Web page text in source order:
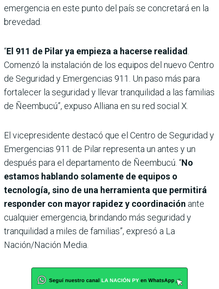
emergencia en este punto del país se concretará en la
brevedad.
“El 911 de Pilar ya empieza a hacerse realidad
Comenzó la instalación de los equipos del nuevo Centro
de Seguridad y Emergencias 911. Un paso más para
fortalecer la seguridad y llevar tranquilidad a las familias
de Ñeembucú”, expuso Alliana en su red social X.
El vicepresidente destacó que el Centro de Seguridad y
Emergencias 911 de Pilar representa un antes y un
después para el departamento de Ñeembucú. “No
estamos hablando solamente de equipos o
tecnología, sino de una herramienta que permitirá
responder con mayor rapidez y coordinación ante
cualquier emergencia, brindando más seguridad y
tranquilidad a miles de familias”, expresó a La
Nación/Nación Media.